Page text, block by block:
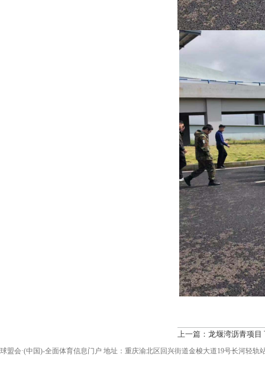
上一篇： 龙堰湾沥青项目
球盟会·(中国)-全面体育信息门户 地址：重庆渝北区回兴街道金梭大道19号长河轻轨